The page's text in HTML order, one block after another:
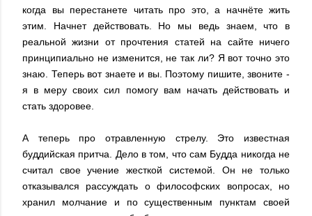
когда вы перестанете читать про это, а начнёте жить
этим. Начнет действовать. Но мы ведь знаем, что в
реальной жизни от прочтения статей на сайте ничего
принципиально не изменится, не так ли? Я вот точно это
знаю. Теперь вот знаете и вы. Поэтому пишите, звоните -
я в меру своих сил помогу вам начать действовать и
стать здоровее.
А теперь про отравленную стрелу. Это известная
буддийская притча. Дело в том, что сам Будда никогда не
считал свое учение жесткой системой. Он не только
отказывался рассуждать о философских вопросах, но
хранил молчание и по существенным пунктам своей